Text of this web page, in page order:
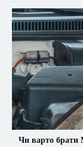
Чи варто брати